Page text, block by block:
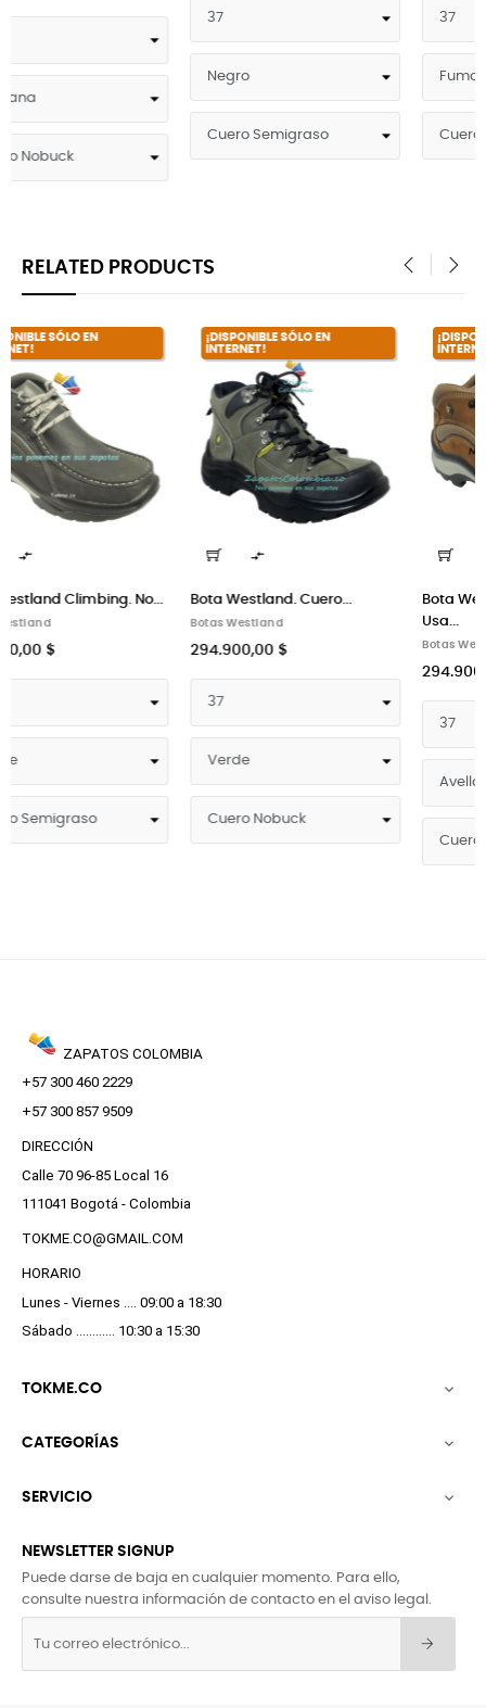
RELATED PRODUCTS
¡DISPONIBLE SÓLO EN
Bota Westland Climbing.
Usa...
Botas Westland
¡DISPONIBLE SÓLO EN
Bota Westland Climbing. No...
Botas Westland
294.900,00 $
ZAPATOS COLOMBIA
+57 300 460 2229
+57 300 857 9509
DIRECCIÓN
Calle 70 96-85 Local 16
111041 Bogotá - Colombia
TOKME.CO@GMAIL.COM
HORARIO
Lunes - Viernes .... 09:00 a 18:30
Sábado ............ 10:30 a 15:30
TOKME.CO 
CATEGORÍAS 
SERVICIO 
NEWSLETTER SIGNUP
Puede darse de baja en cualquier momento. Para ello,
consulte nuestra información de contacto en el aviso legal.